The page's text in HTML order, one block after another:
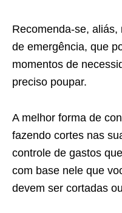
Recomenda-se,
de emergência, que
momentos de
preciso poupar.
A melhor forma de
fazendo cortes nas
controle de gastos
com base nele que
devem ser cortadas